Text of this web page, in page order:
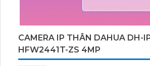
CAMERA IP THÂN DAHUA DH-
HFW2441T-ZS 4MP